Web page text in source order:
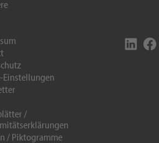
Einstellungen
/
/ Piktogramme